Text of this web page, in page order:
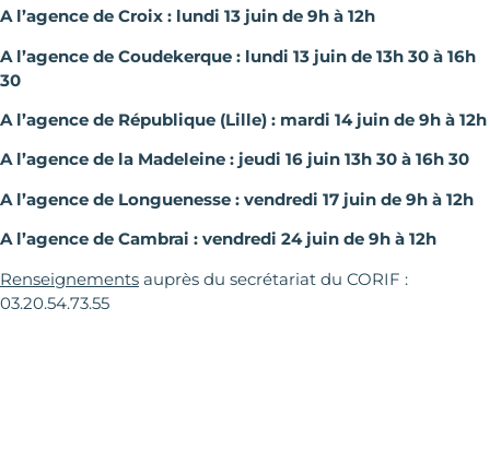
A l’agence de Croix : lundi 13 juin de 9h à 12h
A l’agence de Coudekerque : lundi 13 juin de 13h 30 à 16h
30
A l’agence de République (Lille) : mardi 14 juin de 9h à 12h
A l’agence de la Madeleine : jeudi 16 juin 13h 30 à 16h 30
A l’agence de Longuenesse : vendredi 17 juin de 9h à 12h
A l’agence de Cambrai : vendredi 24 juin de 9h à 12h
Renseignements auprès du secrétariat du CORIF :
03.20.54.73.55